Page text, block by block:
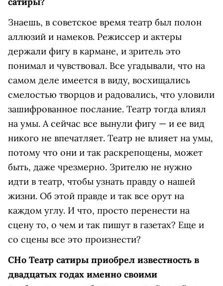
Знаешь, в советское время театр был полон
аллюзий и намеков. Режиссер и актеры
держали фигу в кармане, и зритель это
понимал и чувствовал. Все угадывали, что на
самом деле имеется в виду, восхищались
смелостью творцов и радовались, что уловили
зашифрованное послание. Театр тогда влиял
на умы. А сейчас все вынули фигу — и ее вид
никого не впечатляет. Театр не влияет на умы,
потому что они и так раскрепощены, может
быть, даже чрезмерно. Зрителю не нужно
идти в театр, чтобы узнать правду о нашей
жизни. Об этой правде и так все орут на
каждом углу. И что, просто перенести на
сцену то, о чем и так пишут в газетах? Еще и
со сцены все это произнести?
СНо Театр сатиры приобрел известность в
двадцатых годах именно своими